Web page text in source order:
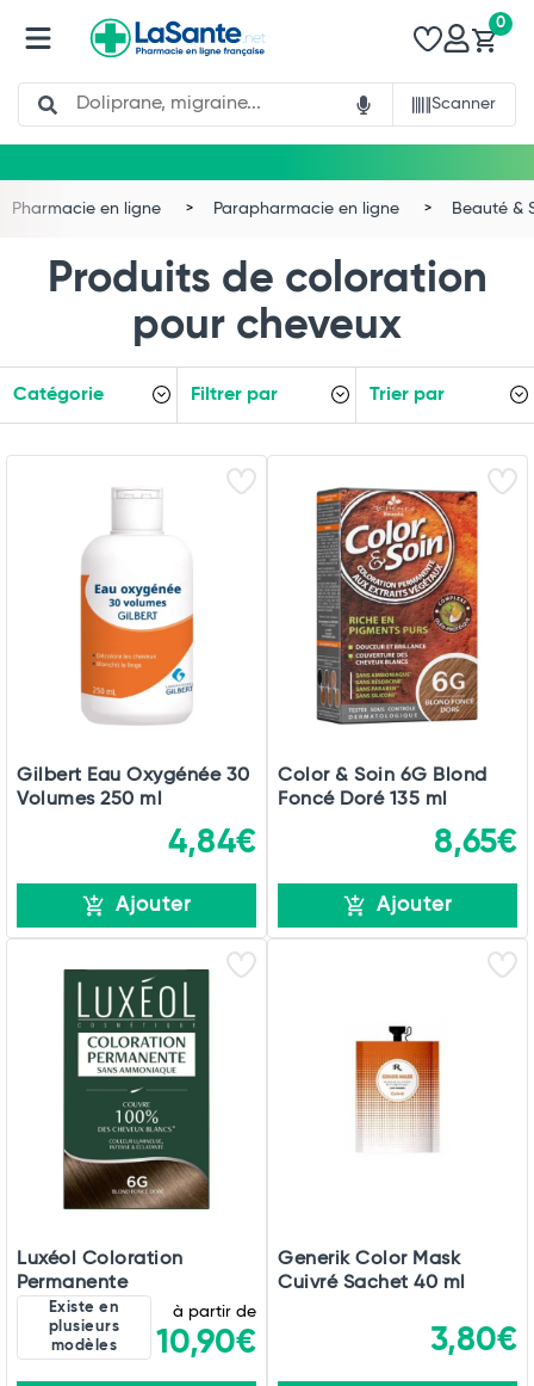
Search
Scanner
0
Pharmacie en ligne Parapharmacie en ligne Beauté &
Produits de coloration
pour cheveux
Catégorie Filtrer par Trier par
Gilbert Eau Oxygénée 30
Volumes 250 ml
4,84€
Ajouter
Color & Soin 6G Blond
Foncé Doré 135 ml
8,65€
Ajouter
Luxéol Coloration
Permanente
Existe en
plusieurs
modèles
à partir de
10,90€
Generik Color Mask
Cuivré Sachet 40 ml
3,80€